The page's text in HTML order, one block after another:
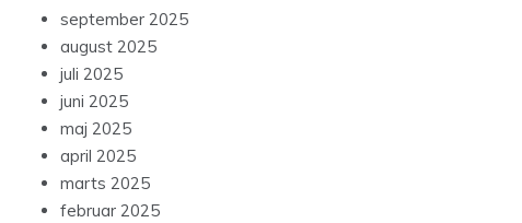
september 2025
august 2025
juli 2025
juni 2025
maj 2025
april 2025
marts 2025
februar 2025